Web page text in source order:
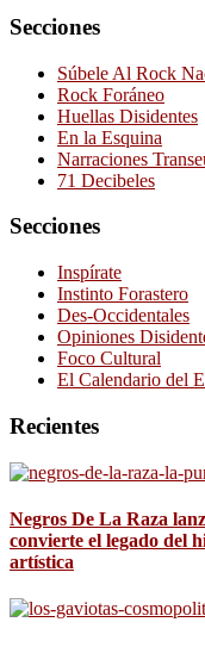
Secciones
Súbele Al Rock
Rock Foráneo
Huellas Disidentes
En la Esquina
Narraciones
71 Decibeles
Secciones
Inspírate
Instinto Forastero
Des-Occidentales
Opiniones
Foco Cultural
El Calendario del
Recientes
Negros De La Raza
convierte el legado del
artística